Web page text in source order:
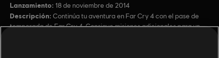
Lanzamiento: 18 de noviembre de 2014
Descripción: Continúa tu aventura en Far Cry 4 con el pase de
temporada de Far Cry 4. Consigue misiones adicionales para un